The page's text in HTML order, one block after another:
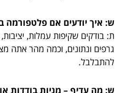
ש: איך יודעים אם פלטפורמה
ת: בודקים שקיפות עמלות, יציבות,
גרפים ונתונים, וכמה מהר אתה
להתבלבל.
ש: מה עדיף – מניות בודדות או ETF?